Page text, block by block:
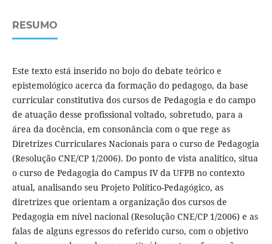
RESUMO
Este texto está inserido no bojo do debate teórico e
epistemológico acerca da formação do pedagogo, da base
curricular constitutiva dos cursos de Pedagogia e do campo
de atuação desse profissional voltado, sobretudo, para a
área da docência, em consonância com o que rege as
Diretrizes Curriculares Nacionais para o curso de Pedagogia
(Resolução CNE/CP 1/2006). Do ponto de vista analítico, situa
o curso de Pedagogia do Campus IV da UFPB no contexto
atual, analisando seu Projeto Político-Pedagógico, as
diretrizes que orientam a organização dos cursos de
Pedagogia em nível nacional (Resolução CNE/CP 1/2006) e as
falas de alguns egressos do referido curso, com o objetivo